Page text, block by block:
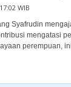
WIB
Syafrudin
mengatasi
perempuan,